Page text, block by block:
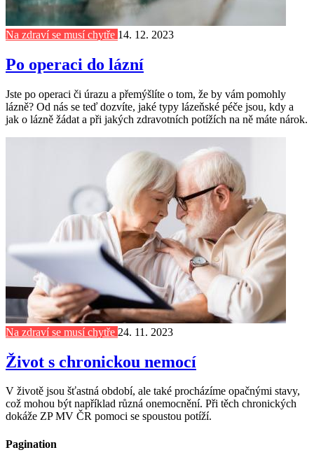
Na zdraví se musí chytře 14. 12. 2023
Po operaci do lázní
Jste po operaci či úrazu a přemýšlíte o tom, že by vám pomohly
lázně? Od nás se teď dozvíte, jaké typy lázeňské péče jsou, kdy a
jak o lázně žádat a při jakých zdravotních potížích na ně máte nárok.
Na zdraví se musí chytře 24. 11. 2023
Život s chronickou nemocí
V životě jsou šťastná období, ale také procházíme opačnými stavy,
což mohou být například různá onemocnění. Při těch chronických
dokáže ZP MV ČR pomoci se spoustou potíží.
Pagination